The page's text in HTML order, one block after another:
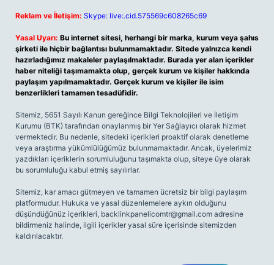
Reklam ve İletişim: Skype: live:.cid.575569c608265c69
Yasal Uyarı: Bu internet sitesi, herhangi bir marka, kurum veya şahıs
şirketi ile hiçbir bağlantısı bulunmamaktadır. Sitede yalnızca kendi
hazırladığımız makaleler paylaşılmaktadır. Burada yer alan içerikler
haber niteliği taşımamakta olup, gerçek kurum ve kişiler hakkında
paylaşım yapılmamaktadır. Gerçek kurum ve kişiler ile isim
benzerlikleri tamamen tesadüfidir.
Sitemiz, 5651 Sayılı Kanun gereğince Bilgi Teknolojileri ve İletişim
Kurumu (BTK) tarafından onaylanmış bir Yer Sağlayıcı olarak hizmet
vermektedir. Bu nedenle, sitedeki içerikleri proaktif olarak denetleme
veya araştırma yükümlülüğümüz bulunmamaktadır. Ancak, üyelerimiz
yazdıkları içeriklerin sorumluluğunu taşımakta olup, siteye üye olarak
bu sorumluluğu kabul etmiş sayılırlar.
Sitemiz, kar amacı gütmeyen ve tamamen ücretsiz bir bilgi paylaşım
platformudur. Hukuka ve yasal düzenlemelere aykırı olduğunu
düşündüğünüz içerikleri, backlinkpanelicomtr@gmail.com adresine
bildirmeniz halinde, ilgili içerikler yasal süre içerisinde sitemizden
kaldırılacaktır.